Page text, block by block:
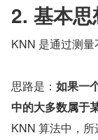
2. 基本思
KNN 是通过测量
思路是： 如果一
中的大多数属于
KNN 算法中，